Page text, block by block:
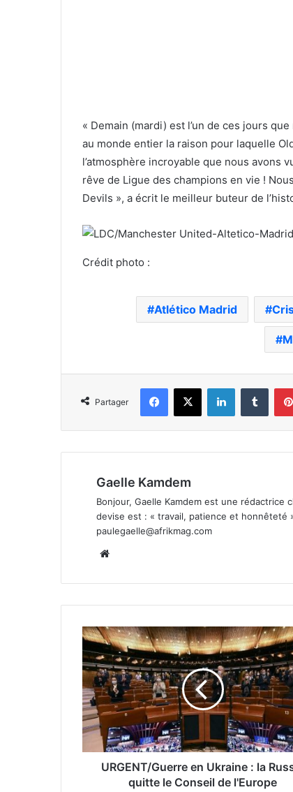
« Demain (mardi) est l’un de ces jours
au monde entier la raison pour laquelle
l’atmosphère incroyable que nous avons
rêve de Ligue des champions en vie !
Devils », a écrit le meilleur buteur de
Crédit photo :
Atlético Madrid
Partager
Facebook
X Linkedin
Gaelle Kamdem
Bonjour, Gaelle Kamdem est une rédactrice
devise est : « travail, patience et honnêteté
paulegaelle@afrikmag.com
URGENT/Guerre en Ukraine : la
quitte le Conseil de l'Europe